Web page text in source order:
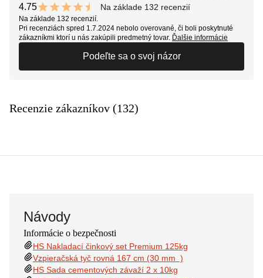
4.75
9.5 out of 10 stars
Na základe 132 recenzií
Na základe 132 recenzií.
Pri recenziách spred 1.7.2024 nebolo overované, či boli poskytnuté
zákazníkmi ktorí u nás zakúpili predmetný tovar. Ďalšie informácie
Podeľte sa o svoj názor
Recenzie zákazníkov (132)
Návody
Informácie o bezpečnosti
HS Nakladací činkový set Premium 125kg
Vzpieračská tyč rovná 167 cm (30 mm )
HS Sada cementových závaží 2 x 10kg